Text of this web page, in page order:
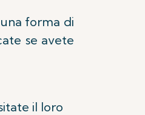
forma di
se avete
il loro